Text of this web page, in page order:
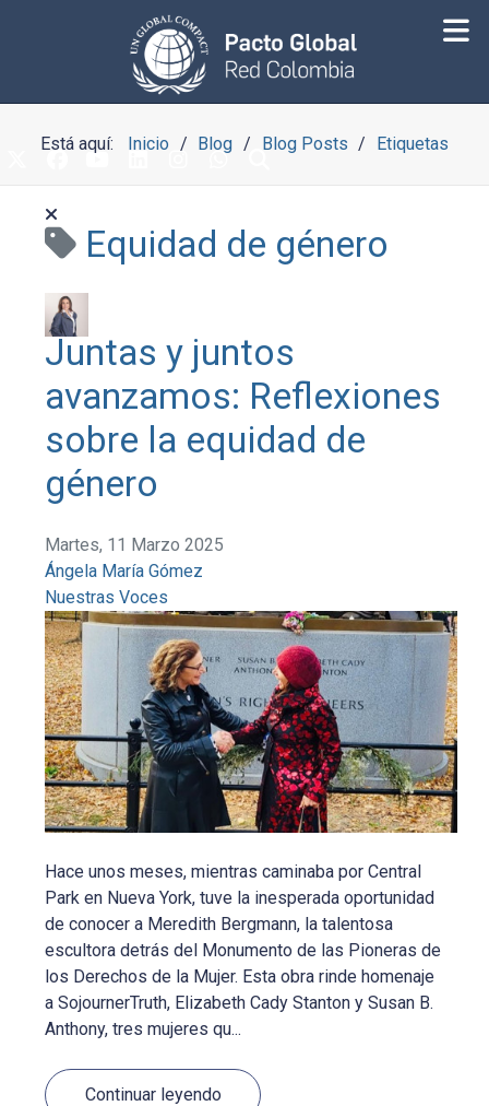
Está aquí: Inicio Blog Blog Posts Etiquetas
Equidad de género
Juntas y juntos
avanzamos: Reflexiones
sobre la equidad de
género
Martes, 11 Marzo 2025
Ángela María Gómez
Nuestras Voces
Hace unos meses, mientras caminaba por Central
Park en Nueva York, tuve la inesperada oportunidad
de conocer a Meredith Bergmann, la talentosa
escultora detrás del Monumento de las Pioneras de
los Derechos de la Mujer. Esta obra rinde homenaje
a SojournerTruth, Elizabeth Cady Stanton y Susan B.
Anthony, tres mujeres qu...
Continuar leyendo